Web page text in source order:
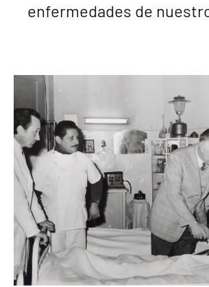
enfermedades de